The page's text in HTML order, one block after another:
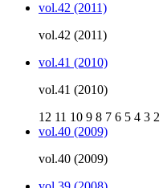
vol.42 (2011)
vol.42 (2011)
vol.41 (2010)
vol.41 (2010)
12 11 10 9 8 7 6 5 4 3 2
vol.40 (2009)
vol.40 (2009)